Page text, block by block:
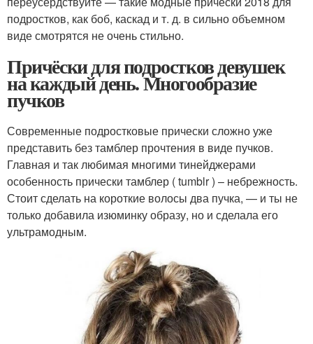
подростков, как боб, каскад и т. д. в сильно объемном
виде смотрятся не очень стильно.
Причёски для подростков девушек
на каждый день. Многообразие
пучков
Современные подростковые прически сложно уже
представить без тамблер прочтения в виде пучков.
Главная и так любимая многими тинейджерами
особенность прически тамблер ( tumblr ) – небрежность.
Стоит сделать на короткие волосы два пучка, — и ты не
только добавила изюминку образу, но и сделала его
ультрамодным.